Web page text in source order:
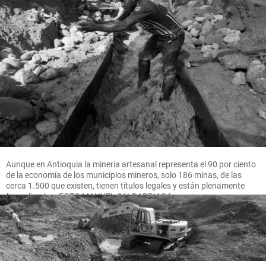
Aunque en Antioquia la minería artesanal representa el 90 por ciento
de la economía de los municipios mineros, solo 186 minas, de las
cerca 1.500 que existen, tienen títulos legales y están plenamente
formalizadas. FOTO MANUEL SALDARRIAGA